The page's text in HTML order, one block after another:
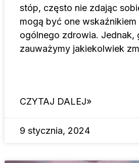
stóp, często nie zdając
mogą być one wskaźnikiem
ogólnego zdrowia. Jednak,
zauważymy jakiekolwiek
CZYTAJ DALEJ»
9 stycznia, 2024